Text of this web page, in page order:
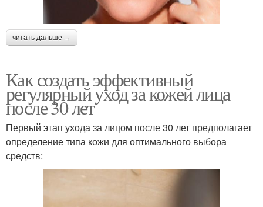
читать дальше →
Как создать эффективный
регулярный уход за кожей лица
после 30 лет
Первый этап ухода за лицом после 30 лет предполагает
определение типа кожи для оптимального выбора
средств: